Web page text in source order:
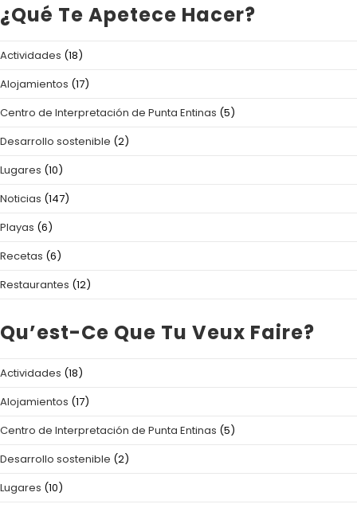
¿Qué Te Apetece Hacer?
Actividades (18)
Alojamientos (17)
Centro de Interpretación de Punta Entinas (5)
Desarrollo sostenible (2)
Lugares (10)
Noticias (147)
Playas (6)
Recetas (6)
Restaurantes (12)
Qu’est-Ce Que Tu Veux Faire?
Actividades (18)
Alojamientos (17)
Centro de Interpretación de Punta Entinas (5)
Desarrollo sostenible (2)
Lugares (10)